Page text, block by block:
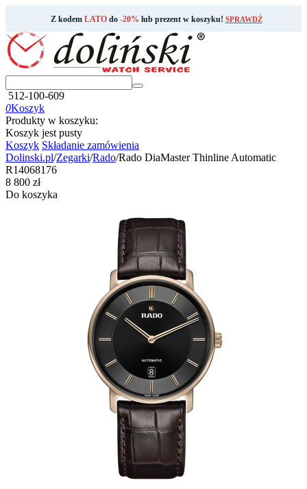
Z kodem LATOdo -20% lub prezent w koszyku! SPRAWDŹ
512-100-609
0Koszyk
Produkty w koszyku:
Koszyk jest pusty
Koszyk Składanie zamówienia
Dolinski.pl/Zegarki/Rado/Rado DiaMaster Thinline Automatic
R14068176
‍8 800‍ zł
Do koszyka